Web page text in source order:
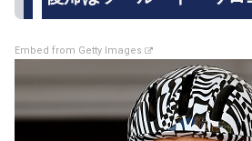
Embed from Getty Images